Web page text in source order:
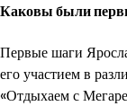
Каковы были
Первые шаги
его участием в
«Отдыхаем с